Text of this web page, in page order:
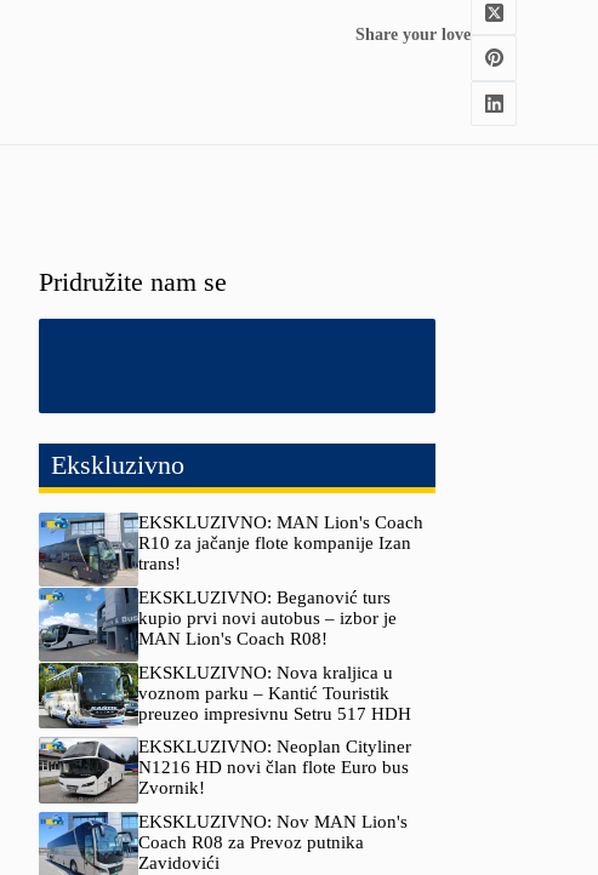
Share your love
Pridružite nam se
Ekskluzivno
EKSKLUZIVNO: MAN Lion's Coach
R10 za jačanje flote kompanije Izan
trans!
EKSKLUZIVNO: Beganović turs
kupio prvi novi autobus – izbor je
MAN Lion's Coach R08!
EKSKLUZIVNO: Nova kraljica u
voznom parku – Kantić Touristik
preuzeo impresivnu Setru 517 HDH
EKSKLUZIVNO: Neoplan Cityliner
N1216 HD novi član flote Euro bus
Zvornik!
EKSKLUZIVNO: Nov MAN Lion's
Coach R08 za Prevoz putnika
Zavidovići